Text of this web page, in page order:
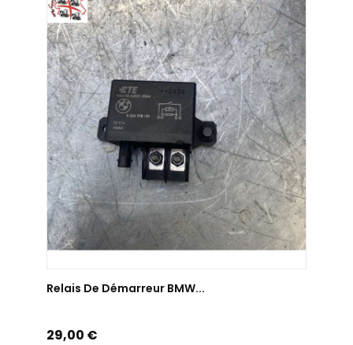
Relais De Démarreur BMW...
Prix
29,00 €